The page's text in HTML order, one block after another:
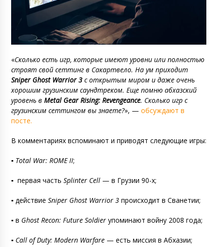
«Сколько есть игр, которые имеют уровни или полностью
строят свой сеттинг в Сакартвело. На ум приходит
Sniper Ghost Warrior 3с открытым миром и даже очень
хорошим грузинским саундтреком. Еще помню абхазский
уровень в Metal Gear Rising: Revengeance. Сколько игр с
грузинским сеттингом вы знаете?», — обсуждают в
посте.
В комментариях вспоминают и приводят следующие игры:
▪️ Total War: ROME II;
▪️ первая часть Splinter Cell— в Грузии 90-х;
▪️ действие Sniper Ghost Warrior 3происходит в Сванетии;
▪️ в Ghost Recon: Future Soldierупоминают войну 2008 года;
▪️ Call of Duty: Modern Warfare— есть миссия в Абхазии;